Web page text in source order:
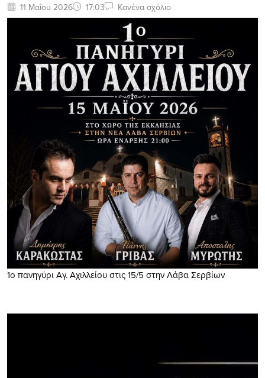
11 Μαΐου 2026 17:03 Κανένα σχόλιο
1o πανηγύρι Αγ. Αχιλλείου στις 15/5 στην Λάβα Σερβίων